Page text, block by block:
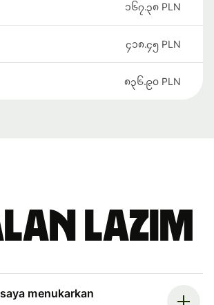
၁၆၇.၃၈ PLN
၄၁၈.၄၅ PLN
၈၃၆.၉၀ PLN
Lazim
menukarkan